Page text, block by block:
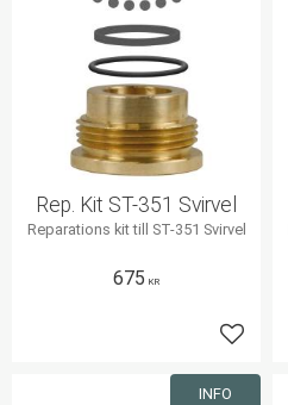
Rep. Kit ST-351 Svirvel
Reparations kit till ST-351 Svirvel
675 KR
Lägg
INFO